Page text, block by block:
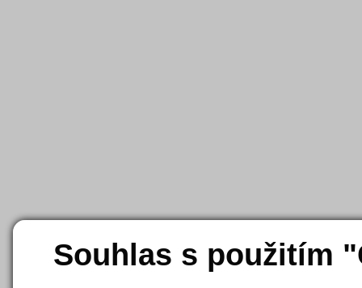
Souhlas s použitím